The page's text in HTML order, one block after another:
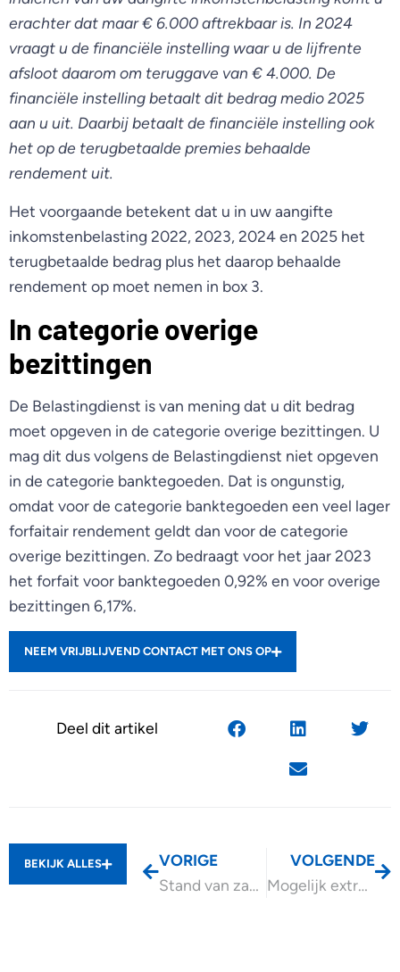
erachter dat maar € 6.000 aftrekbaar is. In 2024
vraagt u de financiële instelling waar u de lijfrente
afsloot daarom om teruggave van € 4.000. De
financiële instelling betaalt dit bedrag medio 2025
aan u uit. Daarbij betaalt de financiële instelling ook
het op de terugbetaalde premies behaalde
rendement uit.
Het voorgaande betekent dat u in uw aangifte
inkomstenbelasting 2022, 2023, 2024 en 2025 het
terugbetaalde bedrag plus het daarop behaalde
rendement op moet nemen in box 3.
In categorie overige
bezittingen
De Belastingdienst is van mening dat u dit bedrag
moet opgeven in de categorie overige bezittingen. U
mag dit dus volgens de Belastingdienst niet opgeven
in de categorie banktegoeden. Dat is ongunstig,
omdat voor de categorie banktegoeden een veel lager
forfaitair rendement geldt dan voor de categorie
overige bezittingen. Zo bedraagt voor het jaar 2023
het forfait voor banktegoeden 0,92% en voor overige
bezittingen 6,17%.
NEEM VRIJBLIJVEND CONTACT MET ONS OP
Deel dit artikel
BEKIJK ALLES
VORIGE
Stand van zaken UBO-registers
VOLGENDE
Mogelijk extra verhoging kinderopvangtoeslag 2025